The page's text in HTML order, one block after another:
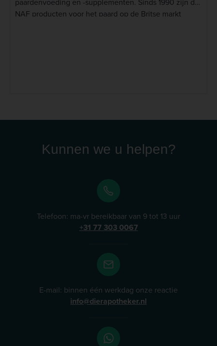
NAF producten voor het paard op de Britse markt
en dierenartsen. Lees meer
Kunnen we u helpen?
Telefoon: ma-vr bereikbaar van 9 tot 13 uur
+31 77 303 0067
E-mail: binnen één werkdag onze reactie
info@dierapotheker.nl